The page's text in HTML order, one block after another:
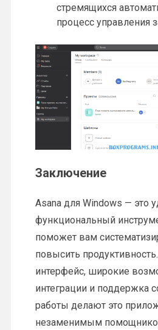
стремящихся
процесс управления
Заключение
Asana для Windows — это
функциональный
поможет вам
повысить
интерфейс, широкие
интеграции и поддержка
работы делают это
незаменимым